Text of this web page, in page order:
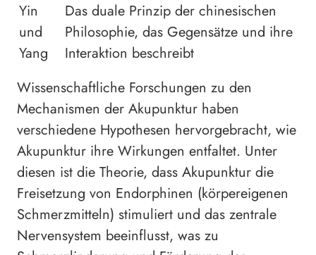
Yin
und
Yang
Das duale Prinzip der chinesischen
Philosophie, das Gegensätze und ihre
Interaktion beschreibt
Wissenschaftliche Forschungen zu den
Mechanismen der Akupunktur haben
verschiedene Hypothesen hervorgebracht, wie
Akupunktur ihre Wirkungen entfaltet. Unter
diesen ist die Theorie, dass Akupunktur die
Freisetzung von Endorphinen (körpereigenen
Schmerzmitteln) stimuliert und das zentrale
Nervensystem beeinflusst, was zu